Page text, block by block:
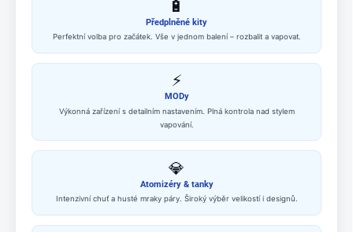
🔋
Předplněné kity
Perfektní volba pro začátek. Vše v jednom balení – rozbalit a vapovat.
⚡
MODy
Výkonná zařízení s detailním nastavením. Plná kontrola nad stylem
vapování.
💎
Atomizéry & tanky
Intenzivní chuť a husté mraky páry. Široký výběr velikostí i designů.